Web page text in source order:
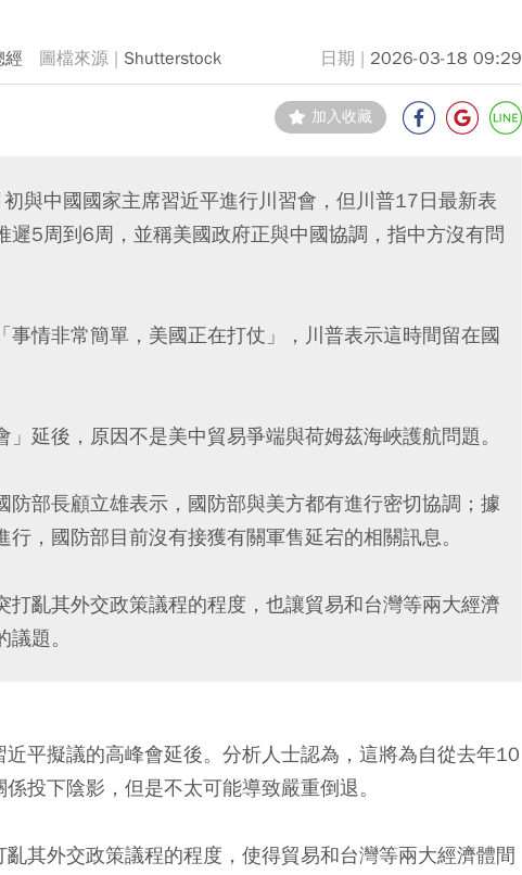
經 Shutterstock 2026-03-18 09:29
加入收藏
與中國國家主席習近平進行川習會，但川普17日最新表
遲5周到6周，並稱美國政府正與中國協調，指中方沒有問
事情非常簡單，美國正在打仗」，川普表示這時間留在國
延後，原因不是美中貿易爭端與荷姆茲海峽護航問題。
部長顧立雄表示，國防部與美方都有進行密切協調；據
，國防部目前沒有接獲有關軍售延宕的相關訊息。
打亂其外交政策議程的程度，也讓貿易和台灣等兩大經濟
題。
平擬議的高峰會延後。分析人士認為，這將為自從去年10
投下陰影，但是不太可能導致嚴重倒退。
其外交政策議程的程度，使得貿易和台灣等兩大經濟體間